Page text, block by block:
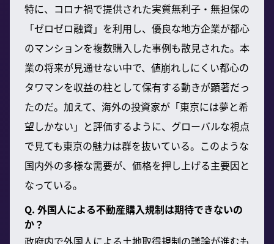
特に、コロナ禍で提供された実質無利子・無担保の
「ゼロゼロ融資」を利用し、優良な地方企業が都心
のマンションを複数購入した事例も散見された。本
業の将来が見通せない中で、値崩れしにくい都心の
タワマンを収益の柱として保有する動きが顕著だっ
たのだ。加えて、海外の投資家が「東京には夢と希
望しかない」と評価するように、グローバルな視点
で見ても東京の魅力は群を抜いている。このような
国内外の多様な需要が、価格を押し上げる主要因と
なっている。
Q. 外国人による不動産購入規制は期待できないの
か？
政府内で外国人による土地取得規制の議論が進むも